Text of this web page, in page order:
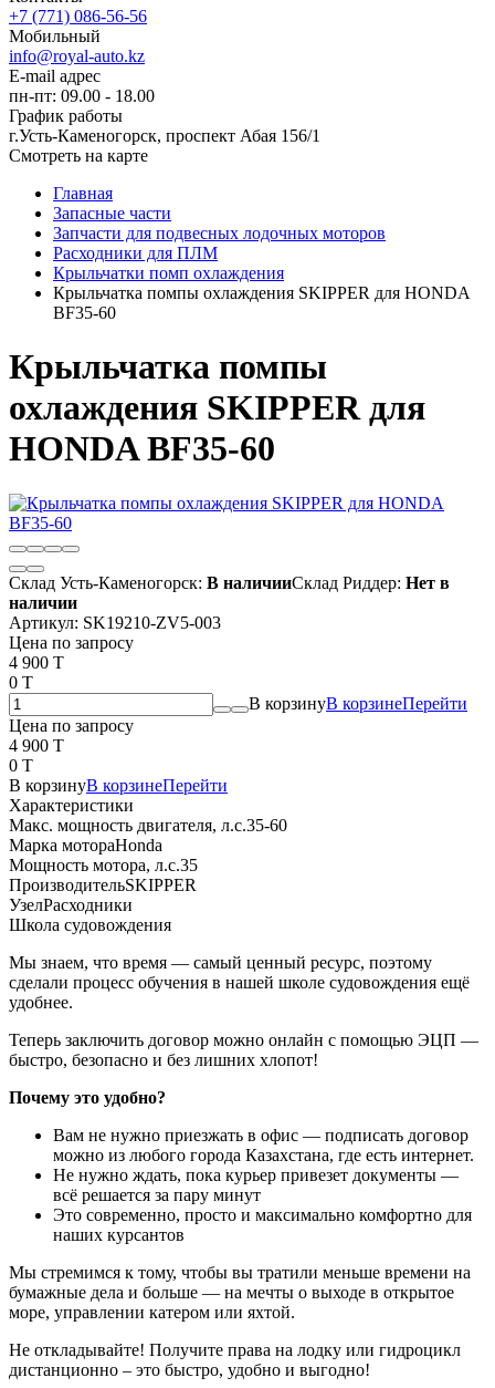
+7 (771) 086-56-56
Мобильный
info@royal-auto.kz
E-mail адрес
пн-пт: 09.00 - 18.00
График работы
г.Усть-Каменогорск, проспект Абая 156/1
Смотреть на карте
Главная
Запасные части
Запчасти для подвесных лодочных моторов
Расходники для ПЛМ
Крыльчатки помп охлаждения
Крыльчатка помпы охлаждения SKIPPER для HONDA
BF35-60
Крыльчатка помпы
охлаждения SKIPPER для
HONDA BF35-60
Склад Усть-Каменогорск: В наличииСклад Риддер: Нет в
наличии
Артикул: SK19210-ZV5-003
Цена по запросу
4 900 T
0 T
В корзинуВ корзинеПерейти
Цена по запросу
4 900 T
0 T
В корзинуВ корзинеПерейти
Характеристики
Макс. мощность двигателя, л.с.35-60
Марка мотораHonda
Мощность мотора, л.с.35
ПроизводительSKIPPER
УзелРасходники
Школа судовождения
Мы знаем, что время — самый ценный ресурс, поэтому
сделали процесс обучения в нашей школе судовождения ещё
удобнее.
Теперь заключить договор можно онлайн с помощью ЭЦП —
быстро, безопасно и без лишних хлопот!
Почему это удобно?
Вам не нужно приезжать в офис — подписать договор
можно из любого города Казахстана, где есть интернет.
Не нужно ждать, пока курьер привезет документы —
всё решается за пару минут
Это современно, просто и максимально комфортно для
наших курсантов
Мы стремимся к тому, чтобы вы тратили меньше времени на
бумажные дела и больше — на мечты о выходе в открытое
море, управлении катером или яхтой.
Не откладывайте! Получите права на лодку или гидроцикл
дистанционно – это быстро, удобно и выгодно!